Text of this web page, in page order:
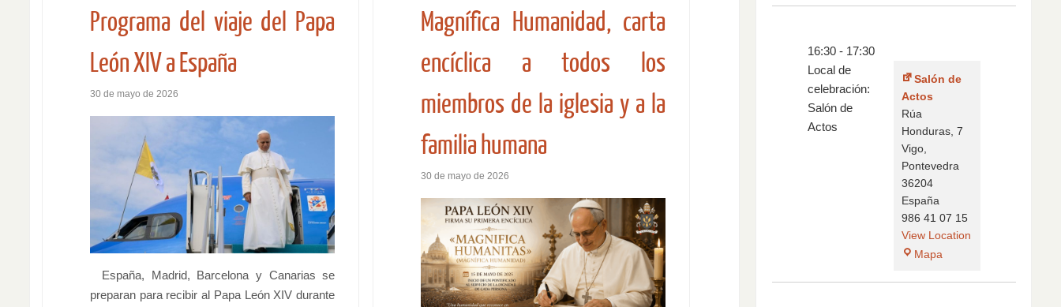
Programa del viaje del Papa
León XIV a España
30 de mayo de 2026
España, Madrid, Barcelona y Canarias se
preparan para recibir al Papa León XIV durante
Magnífica Humanidad, carta
encíclica a todos los
miembros de la iglesia y a la
familia humana
30 de mayo de 2026
16:30- 17:30
Salón de
Actos
Rúa
Honduras, 7
Vigo
Pontevedra
36204
España
986 41 07 15
View Location
Mapa
Local de
celebración:
Salón de
Actos